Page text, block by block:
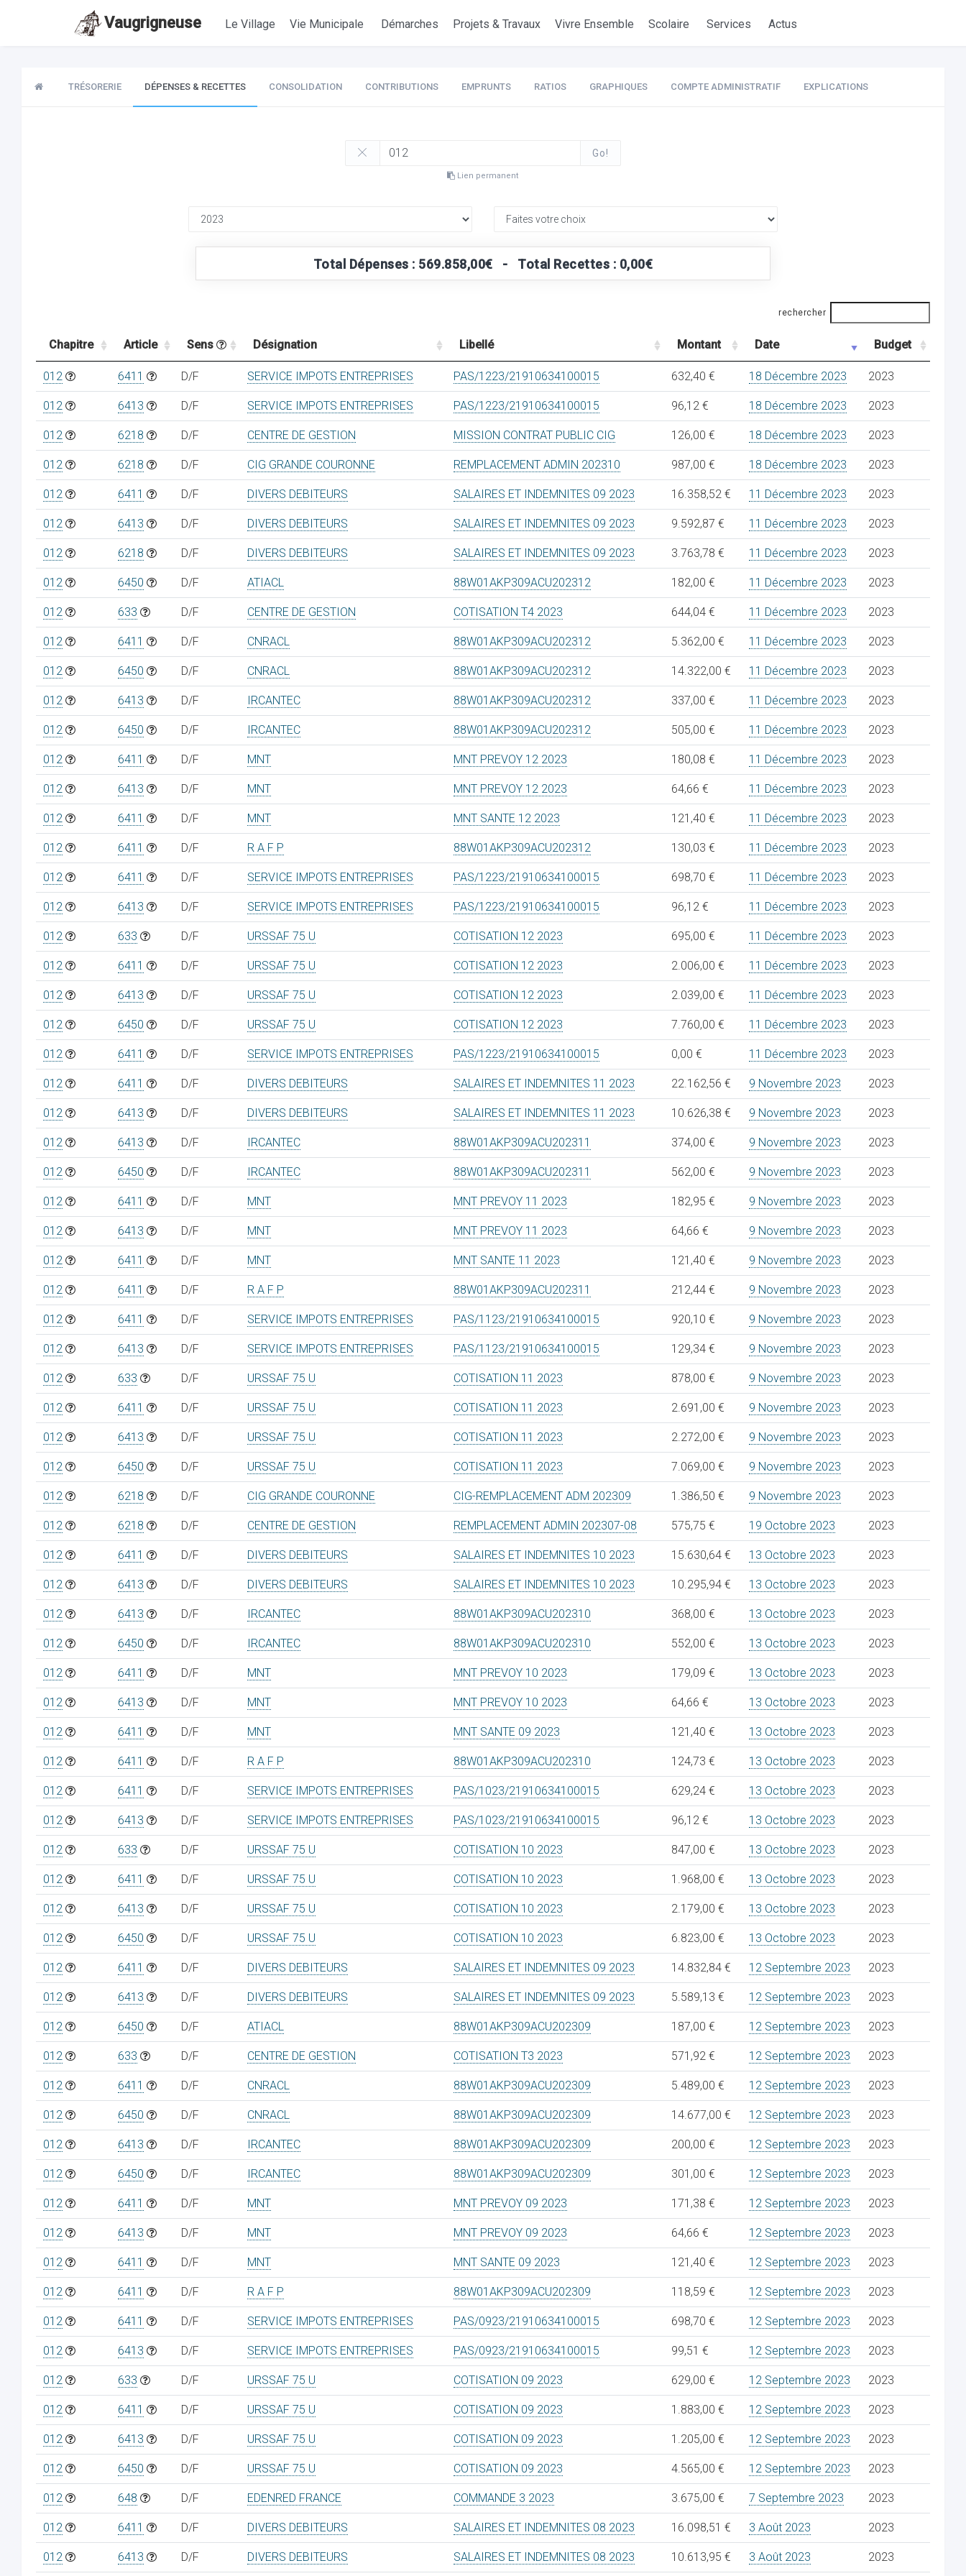
Vaugrigneuse Le Village Vie Municipale Démarches Projets & Travaux Vivre Ensemble Scolaire Services Actus
TRÉSORERIE DÉPENSES & RECETTES CONSOLIDATION CONTRIBUTIONS EMPRUNTS RATIOS GRAPHIQUES COMPTE ADMINISTRATIF EXPLICATIONS
Go!
Lien permanent
Total Dépenses : 569.858,00€ - Total Recettes : 0,00€
rechercher
Chapitre Article Sens Désignation Libellé Montant Date Budget
012 6411 D/F SERVICE IMPOTS ENTREPRISES PAS/1223/21910634100015 632,40 € 18 Décembre 2023 2023
012 6413 D/F SERVICE IMPOTS ENTREPRISES PAS/1223/21910634100015 96,12 € 18 Décembre 2023 2023
012 6218 D/F CENTRE DE GESTION MISSION CONTRAT PUBLIC CIG 126,00 € 18 Décembre 2023 2023
012 6218 D/F CIG GRANDE COURONNE REMPLACEMENT ADMIN 202310 987,00 € 18 Décembre 2023 2023
012 6411 D/F DIVERS DEBITEURS SALAIRES ET INDEMNITES 09 2023 16.358,52 € 11 Décembre 2023 2023
012 6413 D/F DIVERS DEBITEURS SALAIRES ET INDEMNITES 09 2023 9.592,87 € 11 Décembre 2023 2023
012 6218 D/F DIVERS DEBITEURS SALAIRES ET INDEMNITES 09 2023 3.763,78 € 11 Décembre 2023 2023
012 6450 D/F ATIACL 88W01AKP309ACU202312 182,00 € 11 Décembre 2023 2023
012 633 D/F CENTRE DE GESTION COTISATION T4 2023 644,04 € 11 Décembre 2023 2023
012 6411 D/F CNRACL 88W01AKP309ACU202312 5.362,00 € 11 Décembre 2023 2023
012 6450 D/F CNRACL 88W01AKP309ACU202312 14.322,00 € 11 Décembre 2023 2023
012 6413 D/F IRCANTEC 88W01AKP309ACU202312 337,00 € 11 Décembre 2023 2023
012 6450 D/F IRCANTEC 88W01AKP309ACU202312 505,00 € 11 Décembre 2023 2023
012 6411 D/F MNT MNT PREVOY 12 2023 180,08 € 11 Décembre 2023 2023
012 6413 D/F MNT MNT PREVOY 12 2023 64,66 € 11 Décembre 2023 2023
012 6411 D/F MNT MNT SANTE 12 2023 121,40 € 11 Décembre 2023 2023
012 6411 D/F R A F P 88W01AKP309ACU202312 130,03 € 11 Décembre 2023 2023
012 6411 D/F SERVICE IMPOTS ENTREPRISES PAS/1223/21910634100015 698,70 € 11 Décembre 2023 2023
012 6413 D/F SERVICE IMPOTS ENTREPRISES PAS/1223/21910634100015 96,12 € 11 Décembre 2023 2023
012 633 D/F URSSAF 75 U COTISATION 12 2023 695,00 € 11 Décembre 2023 2023
012 6411 D/F URSSAF 75 U COTISATION 12 2023 2.006,00 € 11 Décembre 2023 2023
012 6413 D/F URSSAF 75 U COTISATION 12 2023 2.039,00 € 11 Décembre 2023 2023
012 6450 D/F URSSAF 75 U COTISATION 12 2023 7.760,00 € 11 Décembre 2023 2023
012 6411 D/F SERVICE IMPOTS ENTREPRISES PAS/1223/21910634100015 0,00 € 11 Décembre 2023 2023
012 6411 D/F DIVERS DEBITEURS SALAIRES ET INDEMNITES 11 2023 22.162,56 € 9 Novembre 2023 2023
012 6413 D/F DIVERS DEBITEURS SALAIRES ET INDEMNITES 11 2023 10.626,38 € 9 Novembre 2023 2023
012 6413 D/F IRCANTEC 88W01AKP309ACU202311 374,00 € 9 Novembre 2023 2023
012 6450 D/F IRCANTEC 88W01AKP309ACU202311 562,00 € 9 Novembre 2023 2023
012 6411 D/F MNT MNT PREVOY 11 2023 182,95 € 9 Novembre 2023 2023
012 6413 D/F MNT MNT PREVOY 11 2023 64,66 € 9 Novembre 2023 2023
012 6411 D/F MNT MNT SANTE 11 2023 121,40 € 9 Novembre 2023 2023
012 6411 D/F R A F P 88W01AKP309ACU202311 212,44 € 9 Novembre 2023 2023
012 6411 D/F SERVICE IMPOTS ENTREPRISES PAS/1123/21910634100015 920,10 € 9 Novembre 2023 2023
012 6413 D/F SERVICE IMPOTS ENTREPRISES PAS/1123/21910634100015 129,34 € 9 Novembre 2023 2023
012 633 D/F URSSAF 75 U COTISATION 11 2023 878,00 € 9 Novembre 2023 2023
012 6411 D/F URSSAF 75 U COTISATION 11 2023 2.691,00 € 9 Novembre 2023 2023
012 6413 D/F URSSAF 75 U COTISATION 11 2023 2.272,00 € 9 Novembre 2023 2023
012 6450 D/F URSSAF 75 U COTISATION 11 2023 7.069,00 € 9 Novembre 2023 2023
012 6218 D/F CIG GRANDE COURONNE CIG-REMPLACEMENT ADM 202309 1.386,50 € 9 Novembre 2023 2023
012 6218 D/F CENTRE DE GESTION REMPLACEMENT ADMIN 202307-08 575,75 € 19 Octobre 2023 2023
012 6411 D/F DIVERS DEBITEURS SALAIRES ET INDEMNITES 10 2023 15.630,64 € 13 Octobre 2023 2023
012 6413 D/F DIVERS DEBITEURS SALAIRES ET INDEMNITES 10 2023 10.295,94 € 13 Octobre 2023 2023
012 6413 D/F IRCANTEC 88W01AKP309ACU202310 368,00 € 13 Octobre 2023 2023
012 6450 D/F IRCANTEC 88W01AKP309ACU202310 552,00 € 13 Octobre 2023 2023
012 6411 D/F MNT MNT PREVOY 10 2023 179,09 € 13 Octobre 2023 2023
012 6413 D/F MNT MNT PREVOY 10 2023 64,66 € 13 Octobre 2023 2023
012 6411 D/F MNT MNT SANTE 09 2023 121,40 € 13 Octobre 2023 2023
012 6411 D/F R A F P 88W01AKP309ACU202310 124,73 € 13 Octobre 2023 2023
012 6411 D/F SERVICE IMPOTS ENTREPRISES PAS/1023/21910634100015 629,24 € 13 Octobre 2023 2023
012 6413 D/F SERVICE IMPOTS ENTREPRISES PAS/1023/21910634100015 96,12 € 13 Octobre 2023 2023
012 633 D/F URSSAF 75 U COTISATION 10 2023 847,00 € 13 Octobre 2023 2023
012 6411 D/F URSSAF 75 U COTISATION 10 2023 1.968,00 € 13 Octobre 2023 2023
012 6413 D/F URSSAF 75 U COTISATION 10 2023 2.179,00 € 13 Octobre 2023 2023
012 6450 D/F URSSAF 75 U COTISATION 10 2023 6.823,00 € 13 Octobre 2023 2023
012 6411 D/F DIVERS DEBITEURS SALAIRES ET INDEMNITES 09 2023 14.832,84 € 12 Septembre 2023 2023
012 6413 D/F DIVERS DEBITEURS SALAIRES ET INDEMNITES 09 2023 5.589,13 € 12 Septembre 2023 2023
012 6450 D/F ATIACL 88W01AKP309ACU202309 187,00 € 12 Septembre 2023 2023
012 633 D/F CENTRE DE GESTION COTISATION T3 2023 571,92 € 12 Septembre 2023 2023
012 6411 D/F CNRACL 88W01AKP309ACU202309 5.489,00 € 12 Septembre 2023 2023
012 6450 D/F CNRACL 88W01AKP309ACU202309 14.677,00 € 12 Septembre 2023 2023
012 6413 D/F IRCANTEC 88W01AKP309ACU202309 200,00 € 12 Septembre 2023 2023
012 6450 D/F IRCANTEC 88W01AKP309ACU202309 301,00 € 12 Septembre 2023 2023
012 6411 D/F MNT MNT PREVOY 09 2023 171,38 € 12 Septembre 2023 2023
012 6413 D/F MNT MNT PREVOY 09 2023 64,66 € 12 Septembre 2023 2023
012 6411 D/F MNT MNT SANTE 09 2023 121,40 € 12 Septembre 2023 2023
012 6411 D/F R A F P 88W01AKP309ACU202309 118,59 € 12 Septembre 2023 2023
012 6411 D/F SERVICE IMPOTS ENTREPRISES PAS/0923/21910634100015 698,70 € 12 Septembre 2023 2023
012 6413 D/F SERVICE IMPOTS ENTREPRISES PAS/0923/21910634100015 99,51 € 12 Septembre 2023 2023
012 633 D/F URSSAF 75 U COTISATION 09 2023 629,00 € 12 Septembre 2023 2023
012 6411 D/F URSSAF 75 U COTISATION 09 2023 1.883,00 € 12 Septembre 2023 2023
012 6413 D/F URSSAF 75 U COTISATION 09 2023 1.205,00 € 12 Septembre 2023 2023
012 6450 D/F URSSAF 75 U COTISATION 09 2023 4.565,00 € 12 Septembre 2023 2023
012 648 D/F EDENRED FRANCE COMMANDE 3 2023 3.675,00 € 7 Septembre 2023 2023
012 6411 D/F DIVERS DEBITEURS SALAIRES ET INDEMNITES 08 2023 16.098,51 € 3 Août 2023 2023
012 6413 D/F DIVERS DEBITEURS SALAIRES ET INDEMNITES 08 2023 10.613,95 € 3 Août 2023 2023